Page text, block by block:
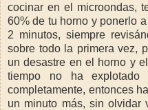
cocinar en el microondas,
60% de tu horno y ponerlo
2 minutos, siempre
sobre todo la primera vez,
un desastre en el horno y
tiempo no ha
completamente, entonces
un minuto más, sin olvidar